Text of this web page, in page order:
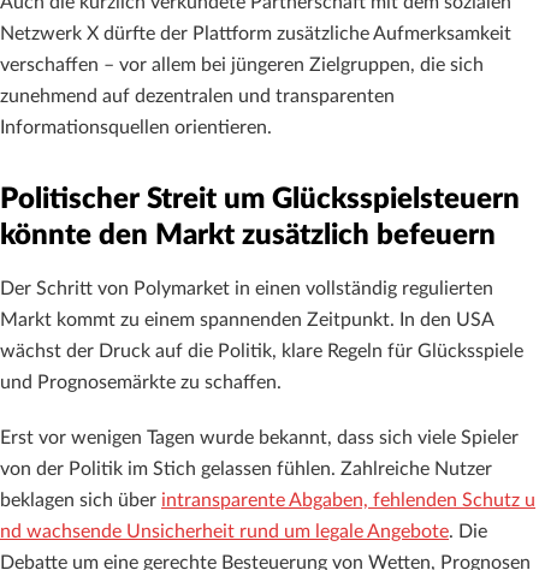
Netzwerk X dürfte der Plattform zusätzliche Aufmerksamkeit
verschaffen – vor allem bei jüngeren Zielgruppen, die sich
zunehmend auf dezentralen und transparenten
Informationsquellen orientieren.
Politischer Streit um Glücksspielsteuern
könnte den Markt zusätzlich befeuern
Der Schritt von Polymarket in einen vollständig regulierten
Markt kommt zu einem spannenden Zeitpunkt. In den USA
wächst der Druck auf die Politik, klare Regeln für Glücksspiele
und Prognosemärkte zu schaffen.
Erst vor wenigen Tagen wurde bekannt, dass sich viele Spieler
von der Politik im Stich gelassen fühlen. Zahlreiche Nutzer
beklagen sich über intransparente Abgaben, fehlenden Schutz u
nd wachsende Unsicherheit rund um legale Angebote. Die
Debatte um eine gerechte Besteuerung von Wetten, Prognosen